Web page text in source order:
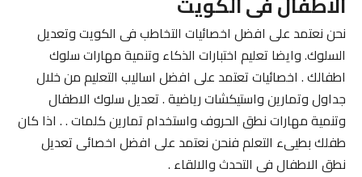
نحن نعتمد على افضل اخصائيات التخاطب فى الكويت وتعديل
السلوك. وايضا تعليم اختبارات الذكاء وتنمية مهارات سلوك
اطفالك . اخصائيات تعتمد على افضل اساليب التعليم من خلال
جداول وتمارين واستيكشات رياضية . تعديل سلوك الاطفال
وتنمية مهارات نطق الحروف واستخدام تمارين كلمات . . اذا كان
طفلك بطيىء التعلم فنحن نعتمد على افضل اخصائى تعديل
نطق الاطفال فى التحدث والالقاء .